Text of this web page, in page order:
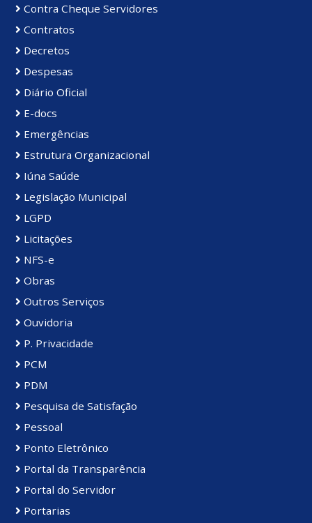
Contra Cheque Servidores
Contratos
Decretos
Despesas
Diário Oficial
E-docs
Emergências
Estrutura Organizacional
Iúna Saúde
Legislação Municipal
LGPD
Licitações
NFS-e
Obras
Outros Serviços
Ouvidoria
P. Privacidade
PCM
PDM
Pesquisa de Satisfação
Pessoal
Ponto Eletrônico
Portal da Transparência
Portal do Servidor
Portarias